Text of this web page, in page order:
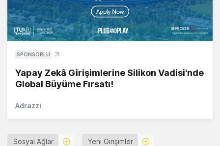
SPONSORLU
Yapay Zekâ Girişimlerine Silikon Vadisi'nde
Global Büyüme Fırsatı!
Adrazzi
Sosyal Ağlar Yeni Girişimler